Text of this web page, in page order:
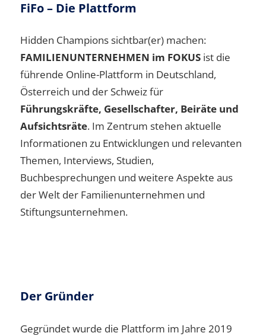
FiFo – Die Plattform
Hidden Champions sichtbar(er) machen:
FAMILIENUNTERNEHMEN im FOKUS ist die
führende Online-Plattform in Deutschland,
Österreich und der Schweiz für
Führungskräfte, Gesellschafter, Beiräte und
Aufsichtsräte. Im Zentrum stehen aktuelle
Informationen zu Entwicklungen und relevanten
Themen, Interviews, Studien,
Buchbesprechungen und weitere Aspekte aus
der Welt der Familienunternehmen und
Stiftungsunternehmen.
Der Gründer
Gegründet wurde die Plattform im Jahre 2019